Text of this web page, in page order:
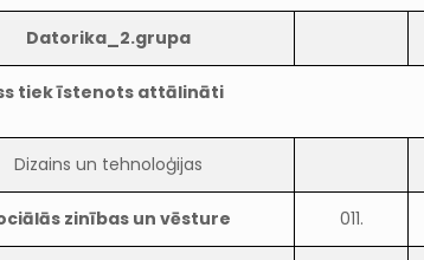
Datorika_2.grupa
tiek īstenots attālināti
Dizains un tehnoloģijas
zinības un vēsture 011.